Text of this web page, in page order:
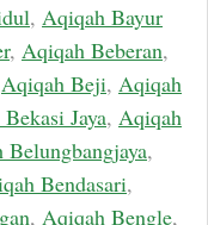
, Aqiqah Bayur
, Aqiqah Beberan,
Aqiqah Beji, Aqiqah
Jaya, Aqiqah
Belungbangjaya,
Bendasari,
, Aqiqah Bengle,